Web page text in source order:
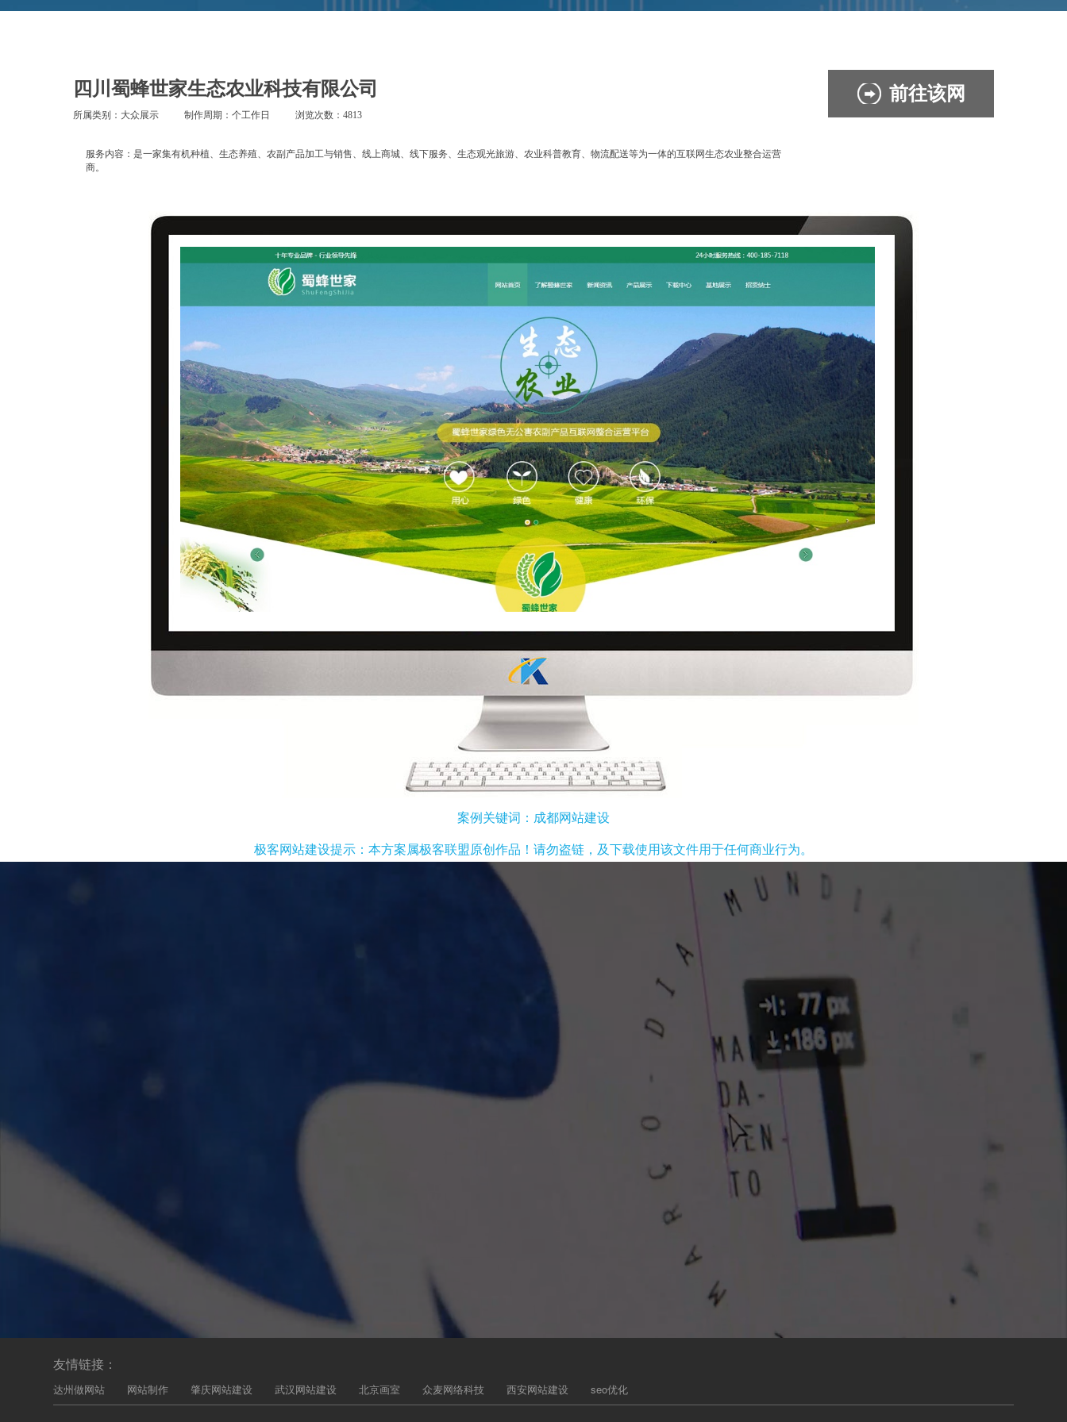
四川蜀蜂世家生态农业科技有限公司
所属类别：大众展示 制作周期：个工作日 浏览次数：4813
服务内容：是一家集有机种植、生态养殖、农副产品加工与销售、线上商城、线下服务、生态观光旅游、农业科普教育、物流配送等为一体的互联网生态农业整合运营
商。
前往该网
案例关键词：成都网站建设
极客网站建设提示：本方案属极客联盟原创作品！请勿盗链，及下载使用该文件用于任何商业行为。
友情链接：
达州做网站 网站制作 肇庆网站建设 武汉网站建设 北京画室 众麦网络科技 西安网站建设 seo优化